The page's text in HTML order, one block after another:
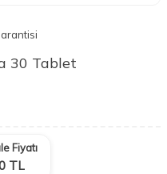
30 Tablet
Fiyatı
TL